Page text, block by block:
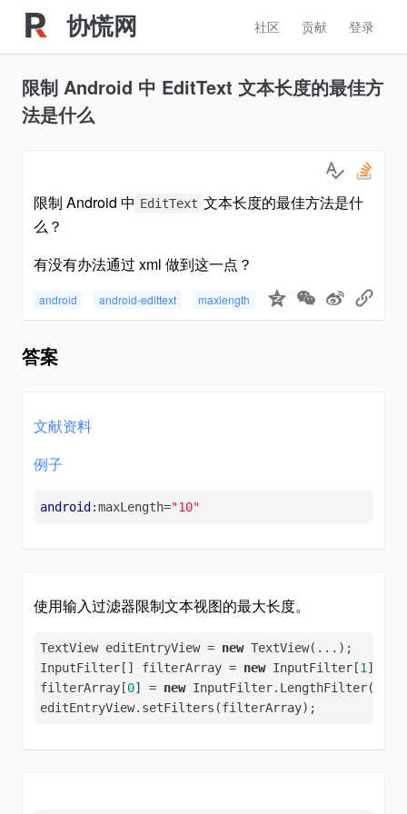
协慌网 登录
贡献
社区
限制 Android 中 EditText 文本长度的最佳方
法是什么
限制 Android 中 EditText 文本长度的最佳方法是什
么？
有没有办法通过 xml 做到这一点？
android android-edittext maxlength
答案
文献资料
例子
android :maxLength="10"
使用输入过滤器限制文本视图的最大长度。
TextView editEntryView = new TextView(...);
InputFilter[] filterArray = new InputFilter[1];
filterArray[0] = new InputFilter.LengthFilter(
editEntryView.setFilters(filterArray);